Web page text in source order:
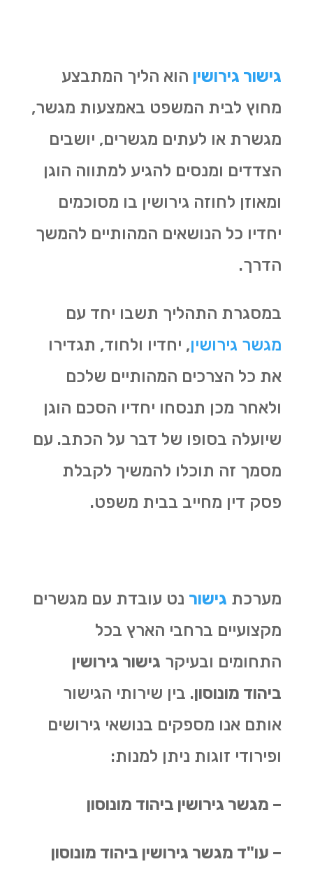
גישור גירושין הוא הליך המתבצע
מחוץ לבית המשפט באמצעות מגשר,
מגשרת או לעתים מגשרים, יושבים
הצדדים ומנסים להגיע למתווה הוגן
ומאוזן לחוזה גירושין בו מסוכמים
יחדיו כל הנושאים המהותיים להמשך
הדרך.
במסגרת התהליך תשבו יחד עם
מגשר גירושין, יחדיו ולחוד, תגדירו
את כל הצרכים המהותיים שלכם
ולאחר מכן תנסחו יחדיו הסכם הוגן
שיועלה בסופו של דבר על הכתב. עם
מסמך זה תוכלו להמשיך לקבלת
פסק דין מחייב בבית משפט.
מערכת גישור נט עובדת עם מגשרים
מקצועיים ברחבי הארץ בכל
התחומים ובעיקר גישור גירושין
ביהוד מונוסון. בין שירותי הגישור
אותם אנו מספקים בנושאי גירושים
ופירודי זוגות ניתן למנות:
– מגשר גירושין ביהוד מונוסון
– עו"ד מגשר גירושין ביהוד מונוסון